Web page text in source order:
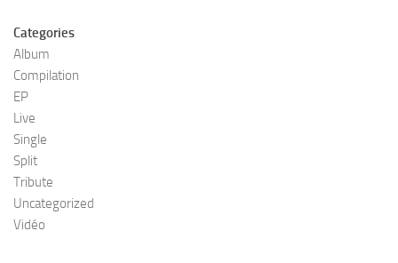
Categories
Album
Compilation
EP
Live
Single
Split
Tribute
Uncategorized
Vidéo